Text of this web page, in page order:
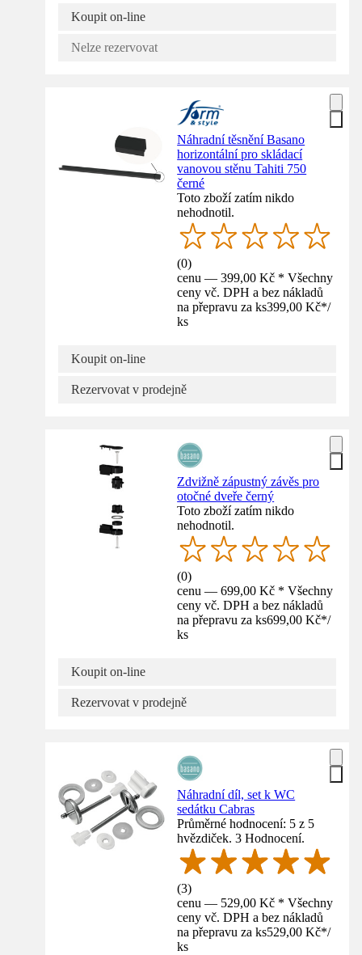
Koupit on-line
Nelze rezervovat
Náhradní těsnění Basano
horizontální pro skládací
vanovou stěnu Tahiti 750
černé
Toto zboží zatím nikdo
nehodnotil.
(0)
cenu — 399,00 Kč * Všechny
ceny vč. DPH a bez nákladů
na přepravu za ks399,00 Kč*/
ks
Koupit on-line
Rezervovat v prodejně
Zdvižně zápustný závěs pro
otočné dveře černý
Toto zboží zatím nikdo
nehodnotil.
(0)
cenu — 699,00 Kč * Všechny
ceny vč. DPH a bez nákladů
na přepravu za ks699,00 Kč*/
ks
Koupit on-line
Rezervovat v prodejně
Náhradní díl, set k WC
sedátku Cabras
Průměrné hodnocení: 5 z 5
hvězdiček. 3 Hodnocení.
(3)
cenu — 529,00 Kč * Všechny
ceny vč. DPH a bez nákladů
na přepravu za ks529,00 Kč*/
ks